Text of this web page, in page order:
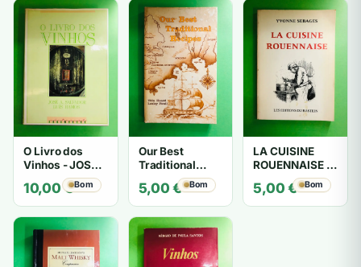
O Livro dos
Vinhos - JOSÉ
A. SALVADOR
LUIZ RAMOS
10,00€Bom
Our Best
Traditional
Recipes - Vida
Heard Lesley
Faull
5,00€ Bom
LA CUISINE
ROUENNAISE -
Sebages
5,00€ Bom